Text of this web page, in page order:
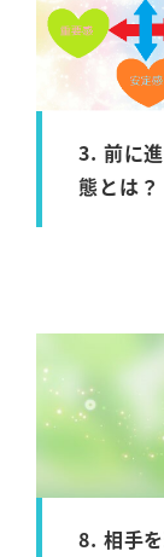
3. 前に
態とは？
8. 相手